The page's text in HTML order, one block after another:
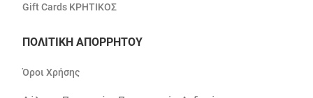
Gift Cards ΚΡΗΤΙΚΟΣ
ΠΟΛΙΤΙΚΗ ΑΠΟΡΡΗΤΟΥ
Όροι Χρήσης